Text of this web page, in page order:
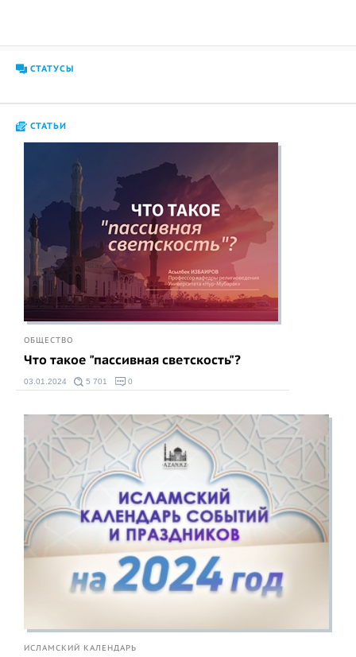
СТАТУСЫ
СТАТЬИ
ОБЩЕСТВО
Что такое "пассивная светскость"?
03.01.2024 5 701 0
ИСЛАМСКИЙ КАЛЕНДАРЬ